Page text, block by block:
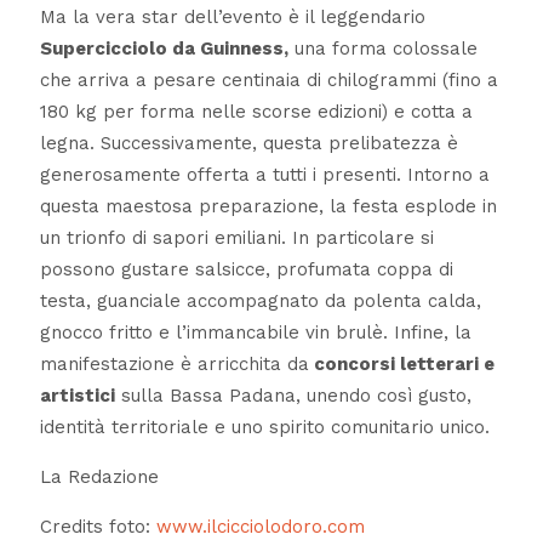
Ma la vera star dell’evento è il leggendario
Supercicciolo da Guinness,una forma colossale
che arriva a pesare centinaia di chilogrammi (fino a
180 kg per forma nelle scorse edizioni) e cotta a
legna. Successivamente, questa prelibatezza è
generosamente offerta a tutti i presenti. Intorno a
questa maestosa preparazione, la festa esplode in
un trionfo di sapori emiliani. In particolare si
possono gustare salsicce, profumata coppa di
testa, guanciale accompagnato da polenta calda,
gnocco fritto e l’immancabile vin brulè. Infine, la
manifestazione è arricchita da concorsi letterari e
artisticisulla Bassa Padana, unendo così gusto,
identità territoriale e uno spirito comunitario unico.
La Redazione
Credits foto: www.ilcicciolodoro.com